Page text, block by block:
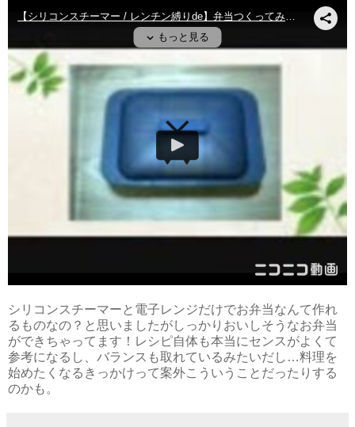
シリコンスチーマーと電子レンジだけでお弁当なんて作れ
るものなの？と思いましたがしっかりおいしそうなお弁当
ができちゃってます！レシピ自体も本当にセンスがよくて
参考になるし、バランスも取れているみたいだし…料理を
始めたくなるきっかけって案外こういうことだったりする
のかも。